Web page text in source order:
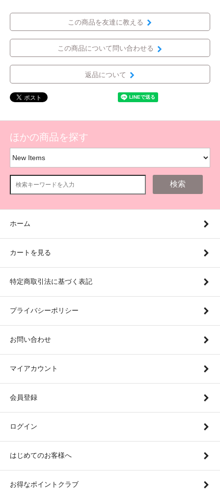
この商品を友達に教える
この商品について問い合わせる
返品について
ほかの商品を探す
検索
ホーム
カートを見る
特定商取引法に基づく表記
プライバシーポリシー
お問い合わせ
マイアカウント
会員登録
ログイン
はじめてのお客様へ
お得なポイントクラブ